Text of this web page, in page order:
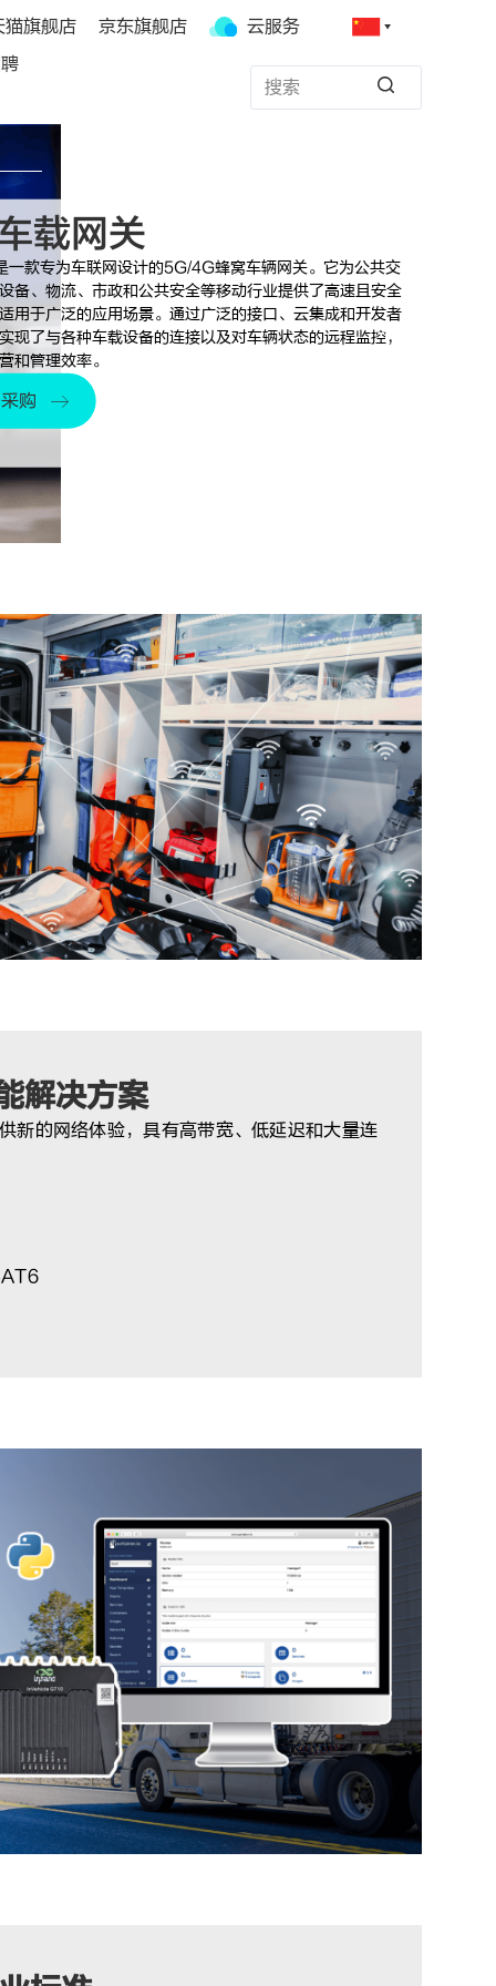
猫旗舰店 京东旗舰店
云服务
载网关
一款专为车联网设计的5G/4G蜂窝车辆网关。它为公共交
备、物流、市政和公共安全等移动行业提供了高速且安全
用于广泛的应用场景。通过广泛的接口、云集成和开发者
现了与各种车载设备的连接以及对车辆状态的远程监控，
和管理效率。
购
解决方案
新的网络体验，具有高带宽、低延迟和大量连